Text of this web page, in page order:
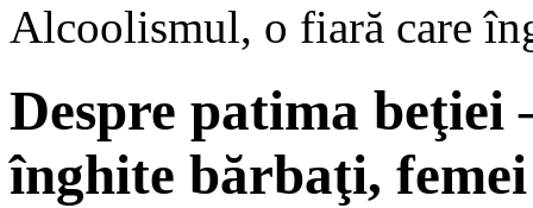
Alcoolismul, o fiară care
Despre patima beţiei
înghite bărbaţi,